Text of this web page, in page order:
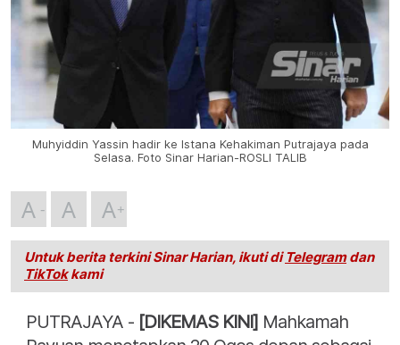
Muhyiddin Yassin hadir ke Istana Kehakiman Putrajaya pada
Selasa. Foto Sinar Harian-ROSLI TALIB
A A A
Untuk berita terkini Sinar Harian, ikuti di Telegramdan
TikTokkami
PUTRAJAYA - [DIKEMAS KINI] Mahkamah